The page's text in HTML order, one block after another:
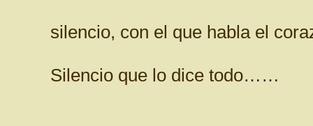
silencio, con el que habla el
Silencio que lo dice todo……